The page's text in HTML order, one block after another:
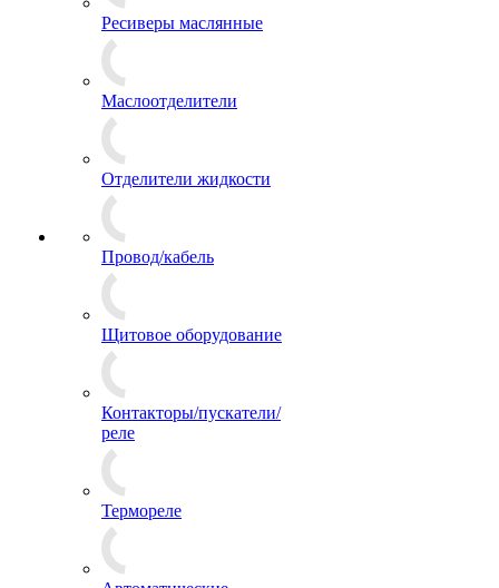
Ресиверы маслянные
Маслоотделители
Отделители жидкости
Провод/кабель
Щитовое оборудование
Контакторы/пускатели/
реле
Термореле